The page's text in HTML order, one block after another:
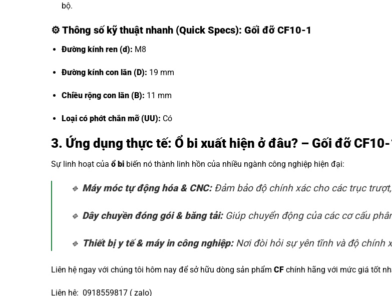
bộ.
⚙️ Thông số kỹ thuật nhanh (Quick Specs): Gối đỡ CF10-1
Đường kính ren (d): M8
Đường kính con lăn (D): 19 mm
Chiều rộng con lăn (B): 11 mm
Loại có phớt chắn mỡ (UU): Có
3. Ứng dụng thực tế: Ổ bi xuất hiện ở đâu? – Gối đỡ CF10-
Sự linh hoạt của ổ bi biến nó thành linh hồn của nhiều ngành công nghiệp hiện đại:
🔹 Máy móc tự động hóa & CNC:Đảm bảo độ chính xác cho các trục
🔹 Dây chuyền đóng gói & băng tải:Giúp chuyển động của các cơ cấu
🔹 Thiết bị y tế & máy in công nghiệp:Nơi đòi hỏi sự yên tĩnh và độ chính
Liên hệ ngay với chúng tôi hôm nay để sở hữu dòng sản phẩm CF chính hãng với mức giá tốt
Liên hệ: 0918559817 ( zalo)